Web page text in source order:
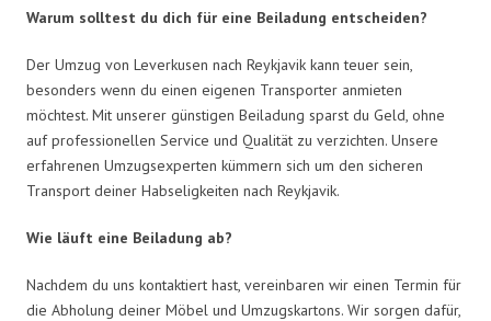
Warum solltest du dich für eine Beiladung entscheiden?
Der Umzug von Leverkusen nach Reykjavik kann teuer sein,
besonders wenn du einen eigenen Transporter anmieten
möchtest. Mit unserer günstigen Beiladung sparst du Geld, ohne
auf professionellen Service und Qualität zu verzichten. Unsere
erfahrenen Umzugsexperten kümmern sich um den sicheren
Transport deiner Habseligkeiten nach Reykjavik.
Wie läuft eine Beiladung ab?
Nachdem du uns kontaktiert hast, vereinbaren wir einen Termin für
die Abholung deiner Möbel und Umzugskartons. Wir sorgen dafür,